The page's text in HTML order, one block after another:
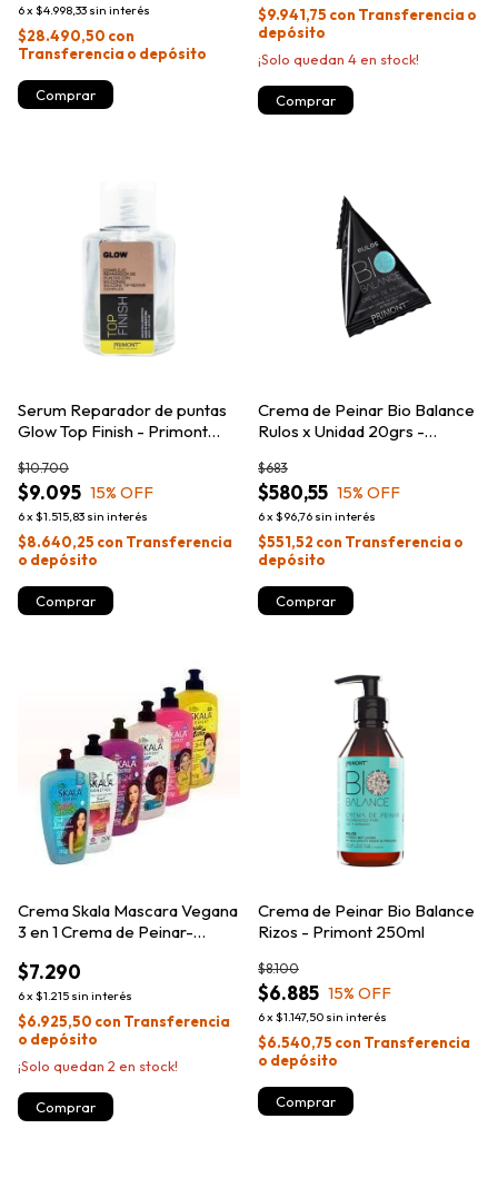
6x $4.998,33 sin interés
$28.490,50 con
Transferencia o depósito
$9.941,75 con Transferencia o
depósito
¡Solo quedan 4en stock!
Serum Reparador de puntas
Glow Top Finish - Primont
$9.095
$10.700
15% OFF
6x $1.515,83 sin interés
$8.640,25 con Transferencia
o depósito
Crema de Peinar Bio Balance
Rulos x Unidad 20grs -
$580,55
$683
15% OFF
6x $96,76 sin interés
$551,52 con Transferencia o
depósito
Crema Skala Mascara Vegana
3 en 1 Crema de Peinar-
$7.290
6x $1.215 sin interés
$6.925,50 con Transferencia
o depósito
¡Solo quedan 2 en stock!
Comprar
Crema de Peinar Bio Balance
Rizos - Primont 250ml
$6.885
$8.100
15% OFF
6x $1.147,50 sin interés
$6.540,75 con Transferencia
o depósito